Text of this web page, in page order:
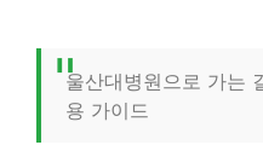
울산대병원으로 가는
용 가이드